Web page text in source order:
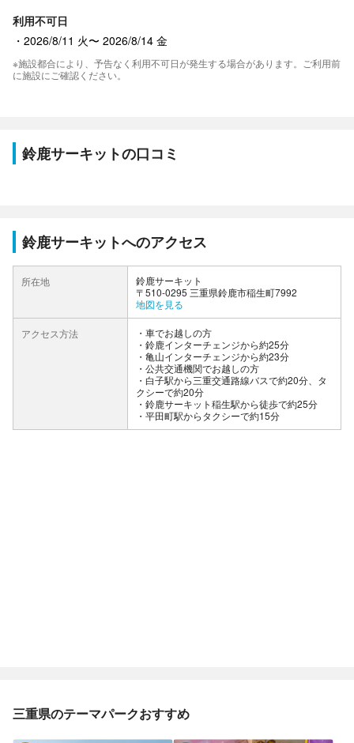
利用不可日
2026/8/11 火〜 2026/8/14 金
※施設都合により、予告なく利用不可日が発生する場合があります。ご利用前
に施設にご確認ください。
鈴鹿サーキットの口コミ
鈴鹿サーキットへのアクセス
所在地
鈴鹿サーキット
〒510-0295 三重県鈴鹿市稲生町7992
地図を見る
アクセス方法
車でお越しの方
・鈴鹿インターチェンジから約25分
・亀山インターチェンジから約23分
公共交通機関でお越しの方
・白子駅から三重交通路線バスで約20分、タ
クシーで約20分
・鈴鹿サーキット稲生駅から徒歩で約25分
・平田町駅からタクシーで約15分
三重県のテーマパークおすすめ